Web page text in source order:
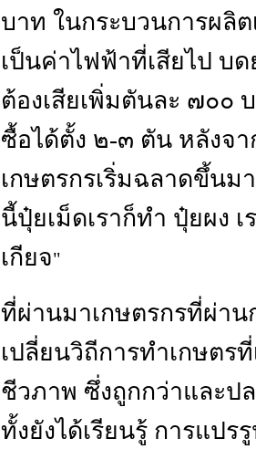
บาท ในกระบวนการผลิ
เป็นค่าไฟฟ้าที่เสียไป บ
ต้องเสียเพิ่มตันละ ๗๐๐
ซื้อได้ตั้ง ๒-๓ ตัน หลังจ
เกษตรกรเริ่มฉลาดขึ้นม
นี้ปุ๋ยเม็ดเราก็ทำ ปุ๋ยผง
เกียจ"
ที่ผ่านมาเกษตรกรที่ผ่า
เปลี่ยนวิถีการทำเกษตร
ชีวภาพ ซึ่งถูกกว่าและ
ทั้งยังได้เรียนรู้ การแป